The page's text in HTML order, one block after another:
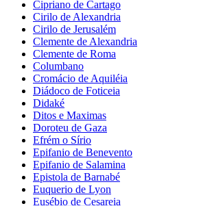
Cipriano de Cartago
Cirilo de Alexandria
Cirilo de Jerusalém
Clemente de Alexandria
Clemente de Roma
Columbano
Cromácio de Aquiléia
Diádoco de Foticeia
Didaké
Ditos e Maximas
Doroteu de Gaza
Efrém o Sírio
Epifanio de Benevento
Epifanio de Salamina
Epistola de Barnabé
Euquerio de Lyon
Eusébio de Cesareia